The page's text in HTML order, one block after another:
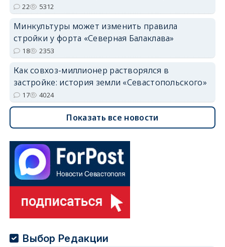
22 5312
Минкультуры может изменить правила
стройки у форта «Северная Балаклава»
18 2353
Как совхоз-миллионер растворялся в
застройке: история земли «Севастопольского»
17 4024
Показать все новости
Выбор Редакции